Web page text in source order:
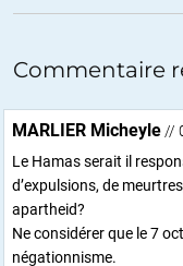
Commentaire
MARLIER Micheyle //
Le Hamas serait il
d’expulsions, de
apartheid?
Ne considérer que le 7
négationnisme.